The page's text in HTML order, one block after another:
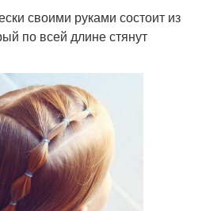
своими руками состоит из
по всей длине стянут